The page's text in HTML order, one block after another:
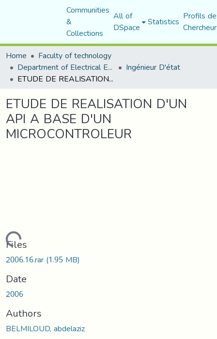
Communities
&
Collections
All of
DSpace Statistics Profils
Home
Faculty of technology
Department of Electrical Engineering Ingénieur D'état
ETUDE DE REALISATION D'UN API A BASE D'UN MICROCONTROLEUR
ETUDE DE REALISATION D'UN
API A BASE D'UN
MICROCONTROLEUR
Files
2006.16.rar(1.95 MB)
Date
2006
Authors
BELMILOUD, abdelaziz